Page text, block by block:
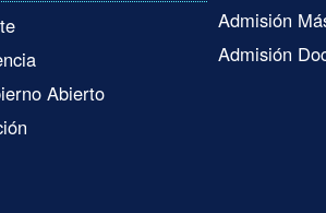
Abierto
Admisión
Admisión